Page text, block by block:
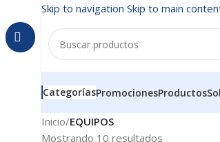
Skip to navigation Skip to main
CategoríasPromocionesProductos
Inicio/EQUIPOS
Mostrando 10 resultados